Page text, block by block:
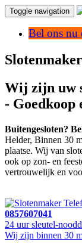
Toggle navigation
Bel ons nu
Wij zijn uw
- Goedkoop
Buitengesloten?
Helder, Binnen 30
plaatse. Wij van
ook op zon- en
vertrouwelijk en
0857607041
24 uur sleutel-
Wij zijn binnen 30